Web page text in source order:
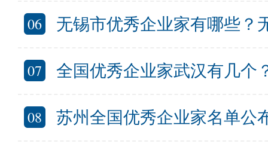
06 无锡市优秀企业家有哪些？无锡入选
07 全国优秀企业家武汉有几个？
08 苏州全国优秀企业家名单公布 入选全